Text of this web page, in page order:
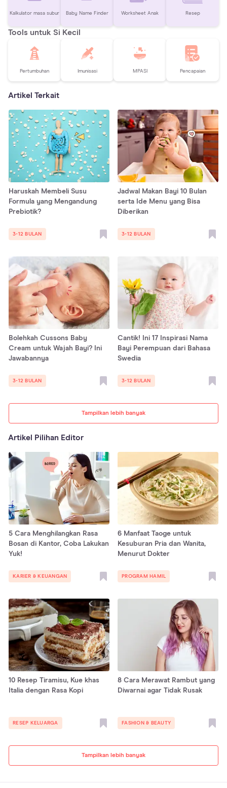
Kalkulator masa subur Baby Name Finder Worksheet Anak Resep
Tools untuk Si Kecil
Pertumbuhan Imunisasi MPASI Pencapaian
Artikel Terkait
Tampilkan lebih banyak
Haruskah Membeli Susu
Formula yang Mengandung
Prebiotik?
3-12 BULAN
Jadwal Makan Bayi 10 Bulan
serta Ide Menu yang Bisa
Diberikan
3-12 BULAN
Bolehkah Cussons Baby
Cream untuk Wajah Bayi? Ini
Jawabannya
3-12 BULAN
Cantik! Ini 17 Inspirasi Nama
Bayi Perempuan dari Bahasa
Swedia
3-12 BULAN
Artikel Pilihan Editor
Tampilkan lebih banyak
5 Cara Menghilangkan Rasa
Bosan di Kantor, Coba Lakukan
Yuk!
KARIER & KEUANGAN
6 Manfaat Taoge untuk
Kesuburan Pria dan Wanita,
Menurut Dokter
PROGRAM HAMIL
10 Resep Tiramisu, Kue khas
Italia dengan Rasa Kopi
RESEP KELUARGA
8 Cara Merawat Rambut yang
Diwarnai agar Tidak Rusak
FASHION & BEAUTY